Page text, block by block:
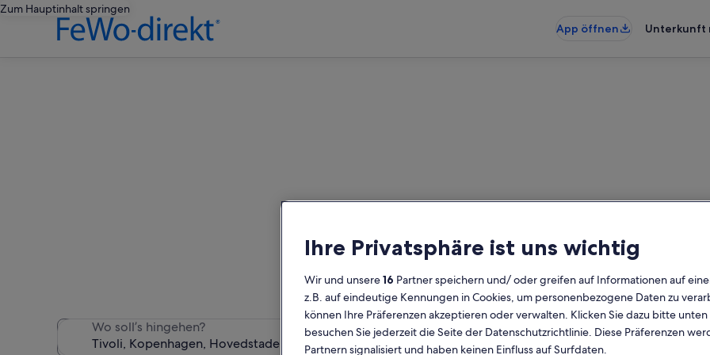
Zum Hauptinhalt springen
App öffnen
Unterkunft
Wir haben 2 Bed and Breakfasts gefunden – gib deinen
Verfügbarkeit zu prüfen
Wo soll’s hingehen? Daten
Ihre Privatsphäre ist uns wichtig
Wir und unsere16 Partner speichern und/ oder greifen auf Informationen auf
z.B. auf eindeutige Kennungen in Cookies, um personenbezogene Daten zu
können Ihre Präferenzen akzeptieren oder verwalten. Klicken Sie dazu bitte
besuchen Sie jederzeit die Seite der Datenschutzrichtlinie. Diese Präferenzen
Partnern signalisiert und haben keinen Einfluss auf Surfdaten.